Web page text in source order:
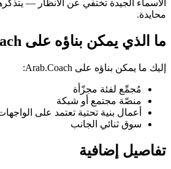
محايدة.
ما الذي يمكن بناؤه على Arab.Coach
إليك ما يمكن بناؤه على Arab.Coach:
مُجمِّع لفئة مجزّأة
منصّة مجتمع أو شبكة
أعمال بنية تحتية تعتمد على
سوق ثنائي الجانب
تفاصيل إضافية